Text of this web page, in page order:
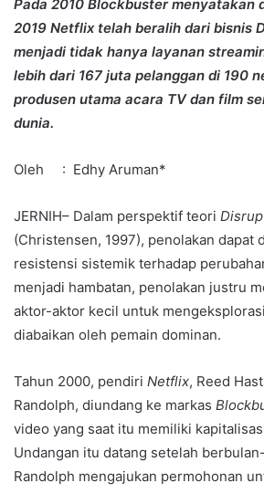
Pada 2010 Blockbuster menyatakan
2019 Netflix telah beralih dari bisnis
menjadi tidak hanya layanan
lebih dari 167 juta pelanggan di 190
produsen utama acara TV dan film
dunia.
Oleh : Edhy Aruman*
JERNIH– Dalam perspektif teori
(Christensen, 1997), penolakan dapat
resistensi sistemik terhadap
menjadi hambatan, penolakan justru
aktor-aktor kecil untuk
diabaikan oleh pemain dominan.
Tahun 2000, pendiri Netflix, Reed
Randolph, diundang ke markas
video yang saat itu memiliki
Undangan itu datang setelah
Randolph mengajukan permohonan